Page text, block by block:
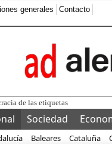
generales Contacto
Sociedad
Baleares Cataluña